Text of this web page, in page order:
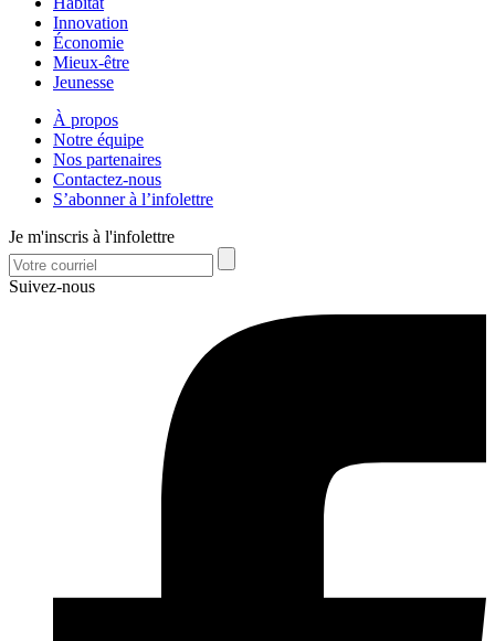
Innovation
Économie
Mieux-être
Jeunesse
À propos
Notre équipe
Nos partenaires
Contactez-nous
S’abonner à l’infolettre
Je m'inscris à l'infolettre
Suivez-nous